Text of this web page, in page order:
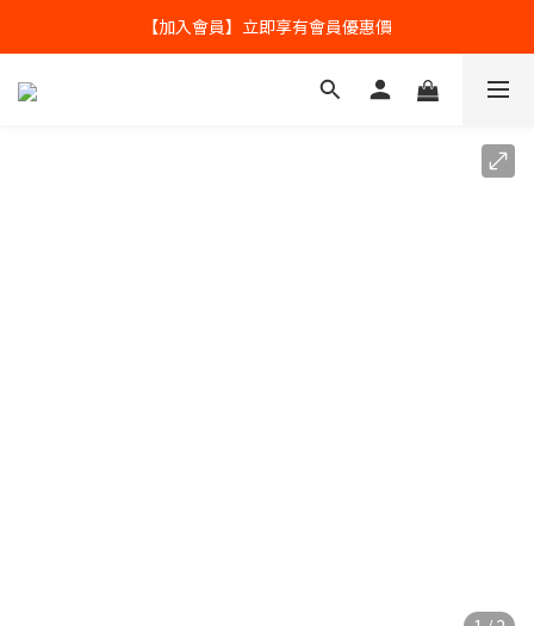
全球寄送【免運優惠】台灣請供滿2000NT免運寄送
全球寄送【免運優惠】台灣請供滿2000NT免運寄送
【加入會員】立即享有會員優惠價